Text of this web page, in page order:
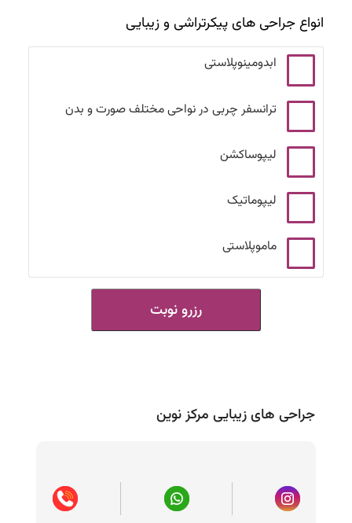
انواع جراحی های پیکرتراشی و زیبایی
ابدومینوپلاستی
ترانسفر چربی در نواحی مختلف صورت و بدن
لیپوساکشن
لیپوماتیک
ماموپلاستی
رزرو نوبت
جراحی های زیبایی مرکز نوین